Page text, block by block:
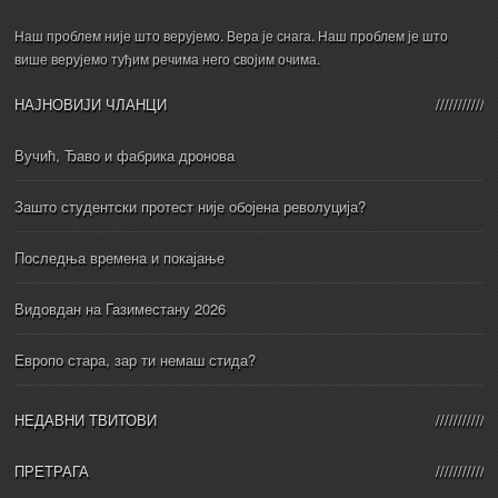
Наш проблем није што верујемо. Вера је снага. Наш проблем је што
више верујемо туђим речима него својим очима.
НАЈНОВИЈИ ЧЛАНЦИ
Вучић, Ђаво и фабрика дронова
Зашто студентски протест није обојена револуција?
Последња времена и покајање
Видовдан на Газиместану 2026
Европо стара, зар ти немаш стида?
НЕДАВНИ ТВИТОВИ
ПРЕТРАГА